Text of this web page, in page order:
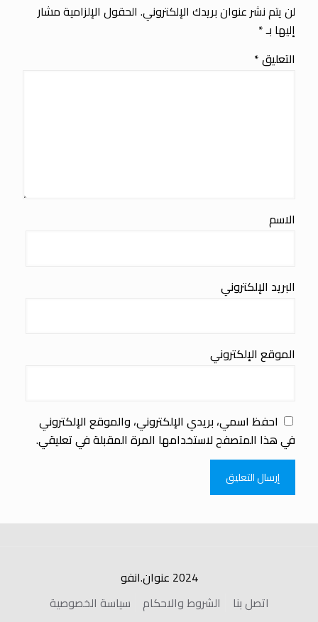
لن يتم نشر عنوان بريدك الإلكتروني. الحقول الإلزامية مشار
إليها بـ*
التعليق*
الاسم
البريد الإلكتروني
الموقع الإلكتروني
احفظ اسمي، بريدي الإلكتروني، والموقع الإلكتروني
في هذا المتصفح لاستخدامها المرة المقبلة في تعليقي.
2024 عنوان.انفو
اتصل بنا
الشروط والاحكام سياسة الخصوصية